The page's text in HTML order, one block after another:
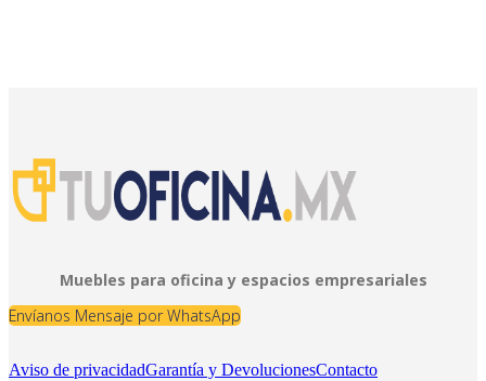
Muebles para oficina y espacios empresariales
Envíanos Mensaje por WhatsApp
Aviso de privacidadGarantía y DevolucionesContacto